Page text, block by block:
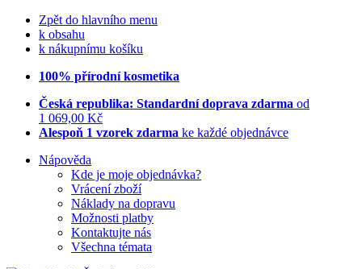
Zpět do hlavního menu
k obsahu
k nákupnímu košíku
100% přírodní kosmetika
Česká republika: Standardní doprava zdarma od
1 069,00 Kč
Alespoň 1 vzorek zdarma ke každé objednávce
Nápověda
Kde je moje objednávka?
Vrácení zboží
Náklady na dopravu
Možnosti platby
Kontaktujte nás
Všechna témata